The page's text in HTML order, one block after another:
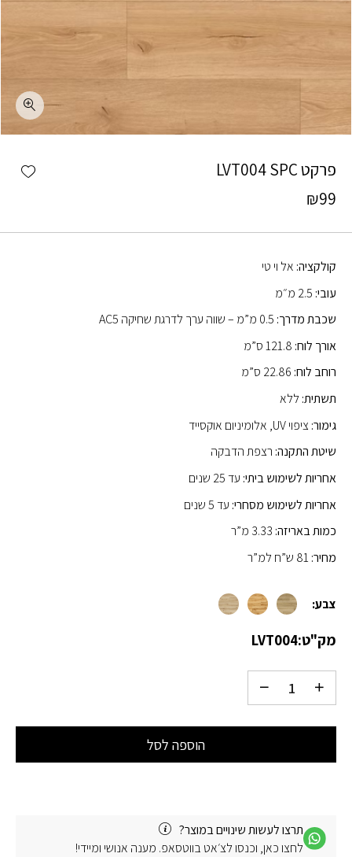
פרקט LVT004 SPC
₪99
קולקציה: אל וי טי
עובי:
שכבת מדרך:
אורך לוח:
רוחב לוח:
תשתית: ללא
גימור: ציפוי UV, אלומיניום אוקסייד
שיטת התקנה: רצפת הדבקה
אחריות לשימוש ביתי: עד 25 שנים
אחריות לשימוש מסחרי: עד 5 שנים
כמות באריזה:
מחיר: 81 ש”ח למ”ר
צבע:
מק"ט:LVT004
הוספה לסל
תרצו לעשות שינויים במוצר?
לחצו כאן, וכנסו לצ׳אט בווטסאפ. מענה אנושי ומיידי!